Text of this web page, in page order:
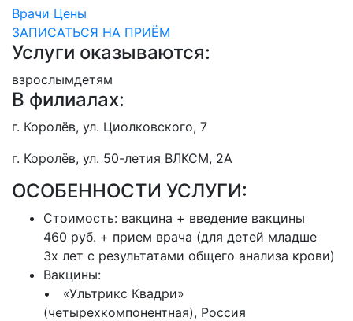
Врачи Цены
ЗАПИСАТЬСЯ НА ПРИЁМ
Услуги оказываются:
взрослымдетям
В филиалах:
г. Королёв, ул. Циолковского, 7
г. Королёв, ул. 50-летия ВЛКСМ, 2А
ОСОБЕННОСТИ УСЛУГИ:
Стоимость: вакцина + введение вакцины
460 руб. + прием врача (для детей младше
3х лет с результатами общего анализа крови)
Вакцины:
• «Ультрикс Квадри»
(четырехкомпонентная), Россия